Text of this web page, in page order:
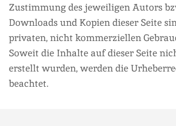
Zustimmung des jeweiligen Autors
Downloads und Kopien dieser Seite
privaten, nicht kommerziellen
Soweit die Inhalte auf dieser Seite
erstellt wurden, werden die
beachtet.